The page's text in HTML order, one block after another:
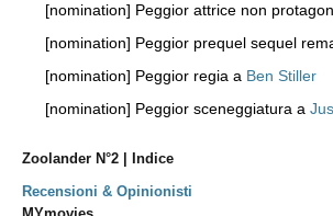
[nomination] Peggior attrice non
[nomination] Peggior prequel sequel
[nomination] Peggior regia a Ben Stiller
[nomination] Peggior sceneggiatura a
Zoolander N°2 | Indice
Recensioni & Opinionisti